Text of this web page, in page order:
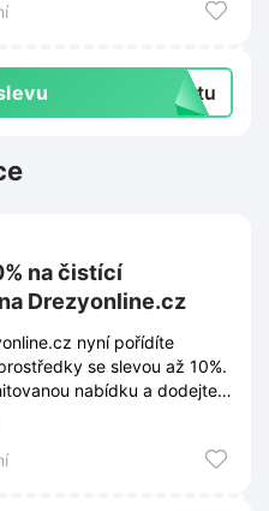
extu
na čistící
Drezyonline.cz
nyní pořídíte
se slevou až 10%.
nabídku a dodejte
lesk za výhodnější